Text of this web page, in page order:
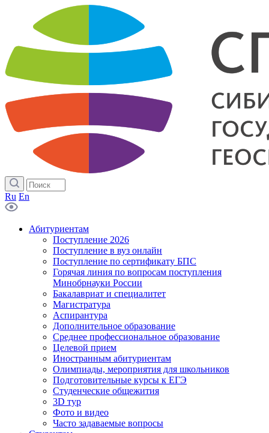
Ru En
Абитуриентам
Поступление 2026
Поступление в вуз онлайн
Поступление по сертификату БПС
Горячая линия по вопросам поступления
Минобрнауки России
Бакалавриат и специалитет
Магистратура
Аспирантура
Дополнительное образование
Среднее профессиональное образование
Целевой прием
Иностранным абитуриентам
Олимпиады, мероприятия для школьников
Подготовительные курсы к ЕГЭ
Студенческие общежития
3D тур
Фото и видео
Часто задаваемые вопросы